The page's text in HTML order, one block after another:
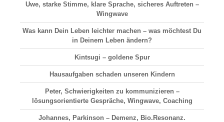
Uwe, starke Stimme, klare Sprache, sicheres Auftreten –
Wingwave
Was kann Dein Leben leichter machen – was möchtest Du
in Deinem Leben ändern?
Kintsugi – goldene Spur
Hausaufgaben schaden unseren Kindern
Peter, Schwierigkeiten zu kommunizieren –
lösungsorientierte Gespräche, Wingwave, Coaching
Johannes, Parkinson – Demenz, Bio.Resonanz.